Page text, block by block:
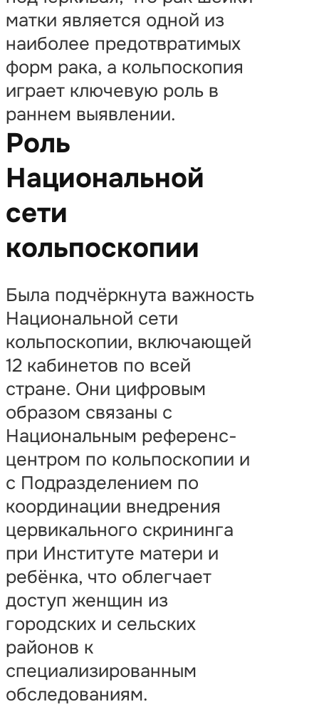
матки является одной из
наиболее предотвратимых
форм рака, а кольпоскопия
играет ключевую роль в
раннем выявлении.
Роль
Национальной
сети
кольпоскопии
Была подчёркнута важность
Национальной сети
кольпоскопии, включающей
12 кабинетов по всей
стране. Они цифровым
образом связаны с
Национальным референс-
центром по кольпоскопии и
с Подразделением по
координации внедрения
цервикального скрининга
при Институте матери и
ребёнка, что облегчает
доступ женщин из
городских и сельских
районов к
специализированным
обследованиям.